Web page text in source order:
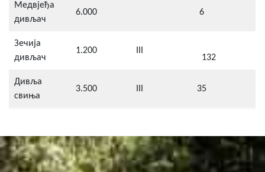
Медвјеђа
дивљач
6.000 6
Зечија
дивљач
1.200 III
132
Дивља
свиња
3.500 III 35